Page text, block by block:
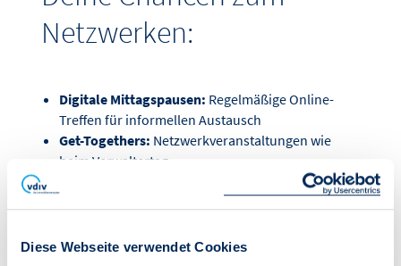
Diese Webseite verwendet Cookies
Netzwerken:
Digitale Mittagspausen: Regelmäßige Online-
Treffen für informellen Austausch
Get-Togethers: Netzwerkveranstaltungen wie
beim Verwaltertag
Eine Plattform
schaffen, auf der neue Ideen und Lösungen in der
Mentorenprogramme:Triff erfahrene Experten,